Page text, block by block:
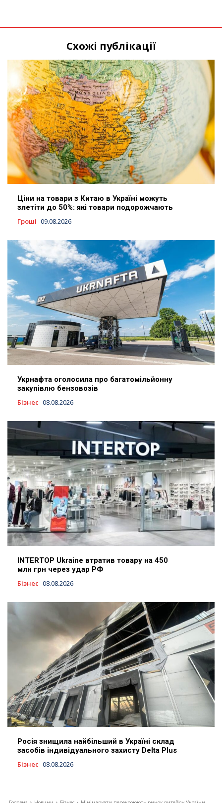
Схожі публікації
Ціни на товари з Китаю в Україні можуть
злетіти до 50%: які товари подорожчають
Гроші 09.08.2026
Укрнафта оголосила про багатомільйонну
закупівлю бензовозів
Бізнес 08.08.2026
INTERTOP Ukraine втратив товару на 450
млн грн через удар РФ
Бізнес 08.08.2026
Росія знищила найбільший в Україні склад
засобів індивідуального захисту Delta Plus
Бізнес 08.08.2026